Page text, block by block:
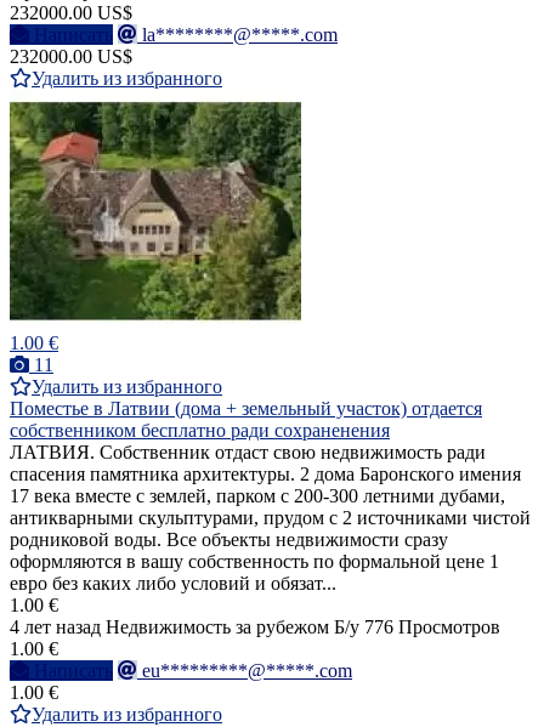
232000.00 US$
Написать
la********@*****.com
232000.00 US$
Удалить из избранного
1.00 €
11
Удалить из избранного
Поместье в Латвии (дома + земельный участок) отдается
собственником бесплатно ради сохраненения
ЛАТВИЯ. Собственник отдаст свою недвижимость ради
спасения памятника архитектуры. 2 дома Баронского имения
17 века вместе с землей, парком с 200-300 летними дубами,
антикварными скульптурами, прудом с 2 источниками чистой
родниковой воды. Все объекты недвижимости сразу
оформляются в вашу собственность по формальной цене 1
евро без каких либо условий и обязат...
1.00 €
4 лет назад Недвижимость за рубежом Б/у 776 Просмотров
1.00 €
Написать
eu*********@*****.com
1.00 €
Удалить из избранного